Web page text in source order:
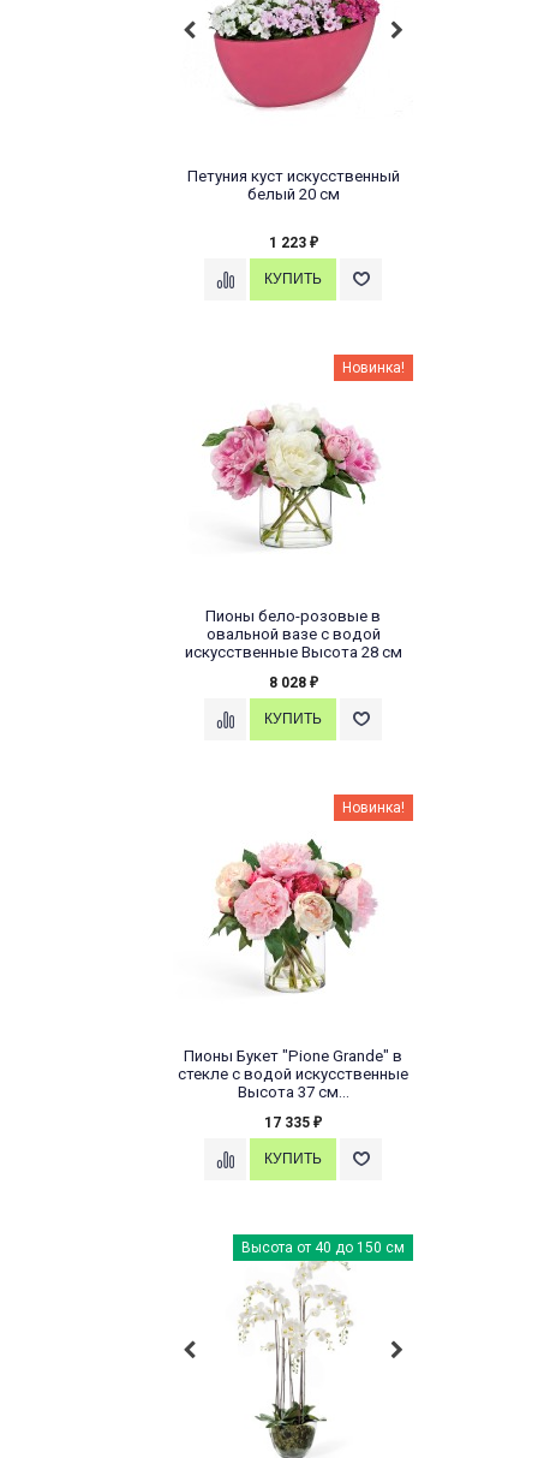
Петуния куст искусственный
белый 20 см
1 223 ₽
Новинка!
Пионы бело-розовые в
овальной вазе с водой
искусственные Высота 28 см
8 028 ₽
Новинка!
Пионы Букет "Pione Grande" в
стекле с водой искусственные
Высота 37 см...
17 335 ₽
Высота от 40 до 150 см